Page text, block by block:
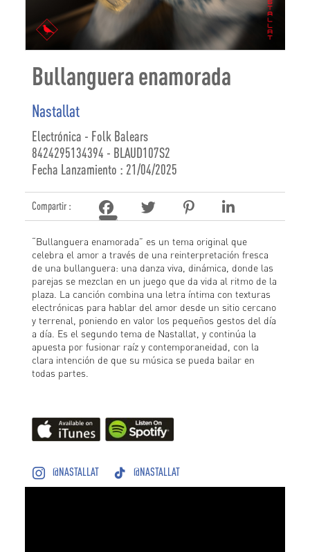
Bullanguera enamorada
Nastallat
Electrónica - Folk Balears
8424295134394 - BLAUD107S2
Fecha Lanzamiento : 21/04/2025
Compartir :
“Bullanguera enamorada” es un tema original que
celebra el amor a través de una reinterpretación fresca
de una bullanguera: una danza viva, dinámica, donde las
parejas se mezclan en un juego que da vida al ritmo de la
plaza. La canción combina una letra íntima con texturas
electrónicas para hablar del amor desde un sitio cercano
y terrenal, poniendo en valor los pequeños gestos del día
a día. Es el segundo tema de Nastallat, y continúa la
apuesta por fusionar raíz y contemporaneidad, con la
clara intención de que su música se pueda bailar en
todas partes.
@NASTALLAT @NASTALLAT